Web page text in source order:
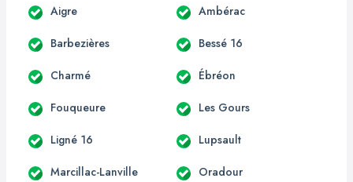
Aigre Ambérac
Barbezières Bessé 16
Charmé Ébréon
Fouqueure Les Gours
Ligné 16 Lupsault
Marcillac-Lanville Oradour